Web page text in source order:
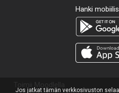
Jos jatkat tämän verkkosivuston
Hanki